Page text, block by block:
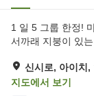
1 일 5 그룹 한정!
서까래 지붕이 있
신시로, 아이치,
지도에서 보기